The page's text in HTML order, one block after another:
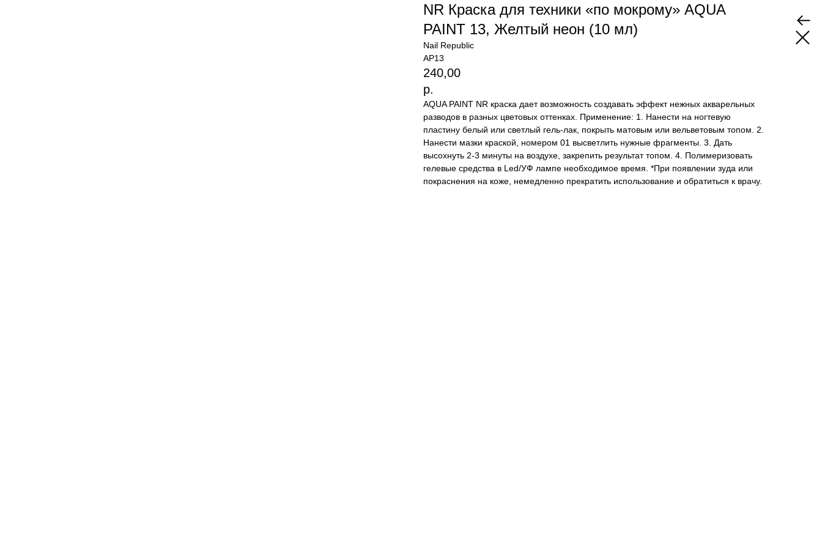
NR Краска для техники «по мокрому» AQUA
PAINT 13, Желтый неон (10 мл)
Nail Republic
AP13
240,00
р.
AQUA PAINT NR краска дает возможность создавать эффект нежных акварельных
разводов в разных цветовых оттенках. Применение: 1. Нанести на ногтевую
пластину белый или светлый гель-лак, покрыть матовым или вельветовым топом. 2.
Нанести мазки краской, номером 01 высветлить нужные фрагменты. 3. Дать
высохнуть 2-3 минуты на воздухе, закрепить результат топом. 4. Полимеризовать
гелевые средства в Led/УФ лампе необходимое время. *При появлении зуда или
покраснения на коже, немедленно прекратить использование и обратиться к врачу.